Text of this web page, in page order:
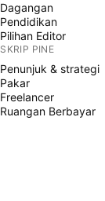
Dagangan
Pendidikan
Pilihan Editor
SKRIP PINE
Penunjuk & strategi
Pakar
Freelancer
Ruangan Berbayar